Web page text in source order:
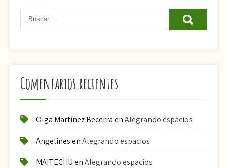
Comentarios recientes
Olga Martínez BecerraenAlegrando espacios
AngelinesenAlegrando espacios
MAITECHUenAlegrando espacios